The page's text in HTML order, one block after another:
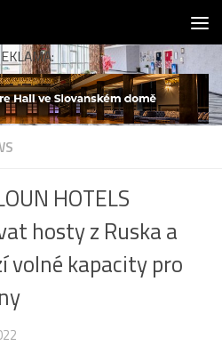
HOTELS
hosty z Ruska a
volné kapacity pro